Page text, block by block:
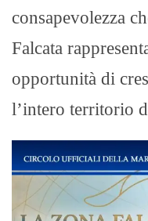
consapevolezza
Falcata
opportunità di
l’intero territorio